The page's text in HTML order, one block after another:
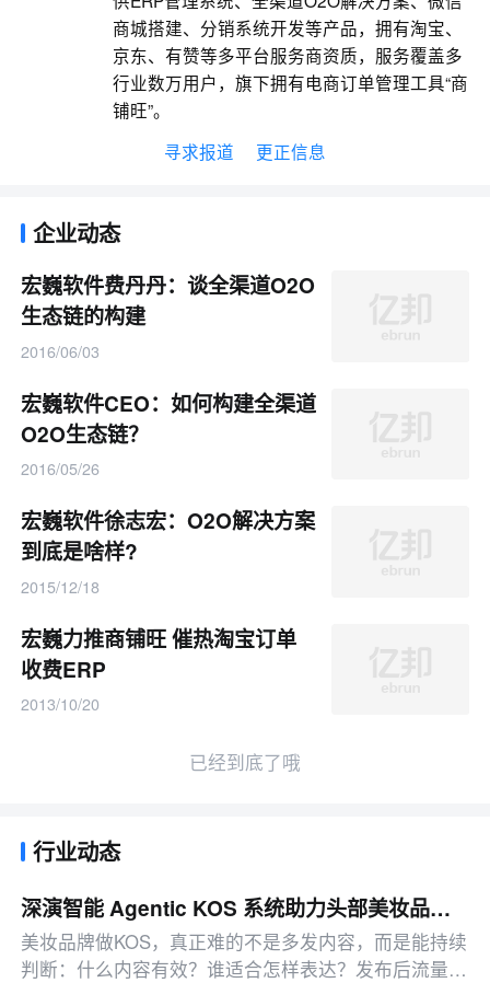
商城搭建、分销系统开发等产品，拥有淘宝、
京东、有赞等多平台服务商资质，服务覆盖多
行业数万用户，旗下拥有电商订单管理工具“商
铺旺”。
寻求报道
更正信息
企业动态
宏巍软件费丹丹：谈全渠道O2O
生态链的构建
2016/06/03
宏巍软件CEO：如何构建全渠道
O2O生态链？
2016/05/26
宏巍软件徐志宏：O2O解决方案
到底是啥样?
2015/12/18
宏巍力推商铺旺 催热淘宝订单
收费ERP
2013/10/20
已经到底了哦
行业动态
深演智能 Agentic KOS 系统助力头部美妆品牌 多智能体联动提升 300% 效果
美妆品牌做KOS，真正难的不是多发内容，而是能持续
判断：什么内容有效？谁适合怎样表达？发布后流量应